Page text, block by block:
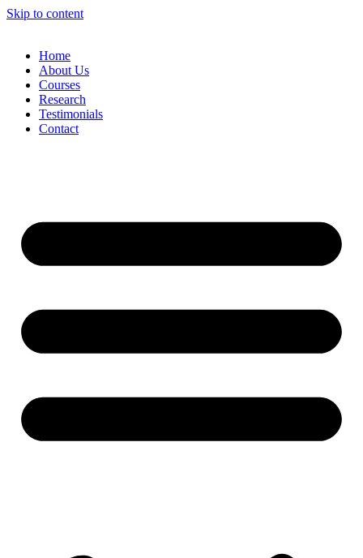
Skip to content
Home
About Us
Courses
Research
Testimonials
Contact